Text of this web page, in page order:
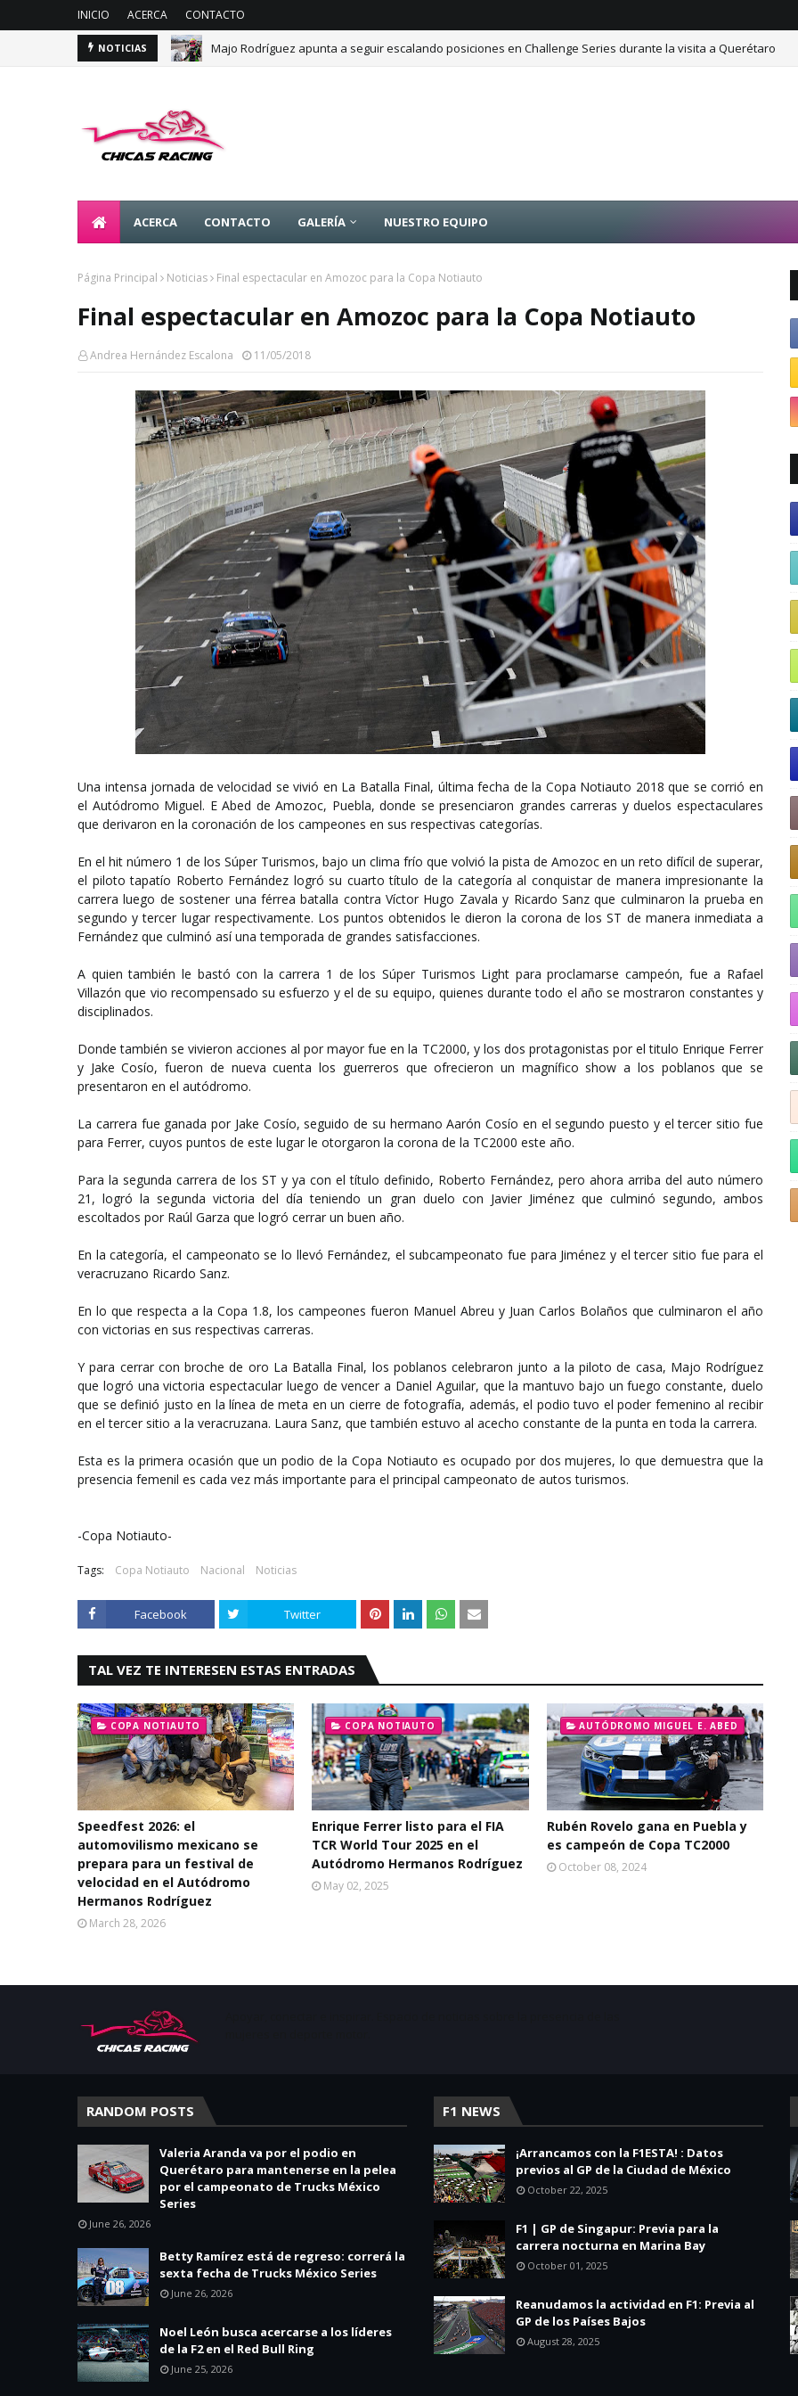
INICIO ACERCA CONTACTO
NOTICIAS Majo Rodríguez apunta a seguir escalando posiciones en Challenge Series durante la visita a Querétaro
ACERCA CONTACTO GALERÍA NUESTRO EQUIPO
Página Principal Noticias Final espectacular en Amozoc para la Copa Notiauto
Final espectacular en Amozoc para la Copa Notiauto
Andrea Hernández Escalona 11/05/2018
Una intensa jornada de velocidad se vivió en La Batalla Final, última fecha de la Copa Notiauto 2018 que se corrió en
el Autódromo Miguel. E Abed de Amozoc, Puebla, donde se presenciaron grandes carreras y duelos espectaculares
que derivaron en la coronación de los campeones en sus respectivas categorías.
En el hit número 1 de los Súper Turismos, bajo un clima frío que volvió la pista de Amozoc en un reto difícil de superar,
el piloto tapatío Roberto Fernández logró su cuarto título de la categoría al conquistar de manera impresionante la
carrera luego de sostener una férrea batalla contra Víctor Hugo Zavala y Ricardo Sanz que culminaron la prueba en
segundo y tercer lugar respectivamente. Los puntos obtenidos le dieron la corona de los ST de manera inmediata a
Fernández que culminó así una temporada de grandes satisfacciones.
A quien también le bastó con la carrera 1 de los Súper Turismos Light para proclamarse campeón, fue a Rafael
Villazón que vio recompensado su esfuerzo y el de su equipo, quienes durante todo el año se mostraron constantes y
disciplinados.
Donde también se vivieron acciones al por mayor fue en la TC2000, y los dos protagonistas por el titulo Enrique Ferrer
y Jake Cosío, fueron de nueva cuenta los guerreros que ofrecieron un magnífico show a los poblanos que se
presentaron en el autódromo.
La carrera fue ganada por Jake Cosío, seguido de su hermano Aarón Cosío en el segundo puesto y el tercer sitio fue
para Ferrer, cuyos puntos de este lugar le otorgaron la corona de la TC2000 este año.
Para la segunda carrera de los ST y ya con el título definido, Roberto Fernández, pero ahora arriba del auto número
21, logró la segunda victoria del día teniendo un gran duelo con Javier Jiménez que culminó segundo, ambos
escoltados por Raúl Garza que logró cerrar un buen año.
En la categoría, el campeonato se lo llevó Fernández, el subcampeonato fue para Jiménez y el tercer sitio fue para el
veracruzano Ricardo Sanz.
En lo que respecta a la Copa 1.8, los campeones fueron Manuel Abreu y Juan Carlos Bolaños que culminaron el año
con victorias en sus respectivas carreras.
Y para cerrar con broche de oro La Batalla Final, los poblanos celebraron junto a la piloto de casa, Majo Rodríguez
que logró una victoria espectacular luego de vencer a Daniel Aguilar, que la mantuvo bajo un fuego constante, duelo
que se definió justo en la línea de meta en un cierre de fotografía, además, el podio tuvo el poder femenino al recibir
en el tercer sitio a la veracruzana. Laura Sanz, que también estuvo al acecho constante de la punta en toda la carrera.
Esta es la primera ocasión que un podio de la Copa Notiauto es ocupado por dos mujeres, lo que demuestra que la
presencia femenil es cada vez más importante para el principal campeonato de autos turismos.
-Copa Notiauto-
Tags: Copa Notiauto Nacional Noticias
Facebook Twitter
TAL VEZ TE INTERESEN ESTAS ENTRADAS
COPA NOTIAUTO
Speedfest 2026: el
automovilismo mexicano se
prepara para un festival de
velocidad en el Autódromo
Hermanos Rodríguez
March 28, 2026
COPA NOTIAUTO
Enrique Ferrer listo para el FIA
TCR World Tour 2025 en el
Autódromo Hermanos Rodríguez
May 02, 2025
AUTÓDROMO MIGUEL E. ABED
Rubén Rovelo gana en Puebla y
es campeón de Copa TC2000
October 08, 2024
RANDOM POSTS
Valeria Aranda va por el podio en
Querétaro para mantenerse en la pelea
por el campeonato de Trucks México
Series
June 26, 2026
Betty Ramírez está de regreso: correrá la
sexta fecha de Trucks México Series
June 26, 2026
Noel León busca acercarse a los líderes
de la F2 en el Red Bull Ring
June 25, 2026
F1 NEWS
¡Arrancamos con la F1ESTA! : Datos
previos al GP de la Ciudad de México
October 22, 2025
F1 | GP de Singapur: Previa para la
carrera nocturna en Marina Bay
October 01, 2025
Reanudamos la actividad en F1: Previa al
GP de los Países Bajos
August 28, 2025